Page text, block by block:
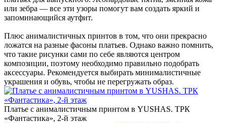
или зебра — все эти узоры помогут вам создать яркий и
запоминающийся аутфит.
Плюс анималистичных принтов в том, что они прекрасно
ложатся на разные фасоны платьев. Однако важно помнить,
что такие рисунки сами по себе являются центром
композиции, поэтому необходимо правильно подобрать
аксессуары. Рекомендуется выбирать минималистичные
украшения и обувь, чтобы не перегружать образ.
Платье с анималистичным принтом в YUSHAS. ТРК
«Фантастика», 2-й этаж